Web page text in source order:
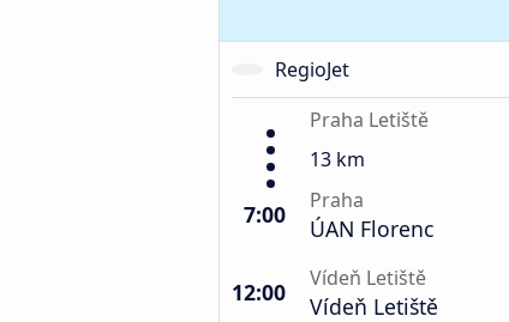
RegioJet
Praha Letiště
13 km
7:00 Praha
ÚAN Florenc
12:00 Vídeň Letiště
Vídeň Letiště